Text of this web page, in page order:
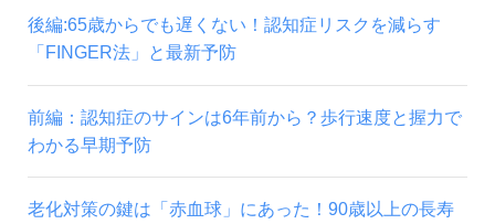
後編:65歳からでも遅くない！認知症リスクを減らす
「FINGER法」と最新予防
前編：認知症のサインは6年前から？歩行速度と握力で
わかる早期予防
老化対策の鍵は「赤血球」にあった！90歳以上の長寿